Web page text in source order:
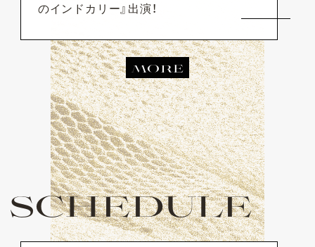
のインドカリー』出演！
MORE
SCHEDULE